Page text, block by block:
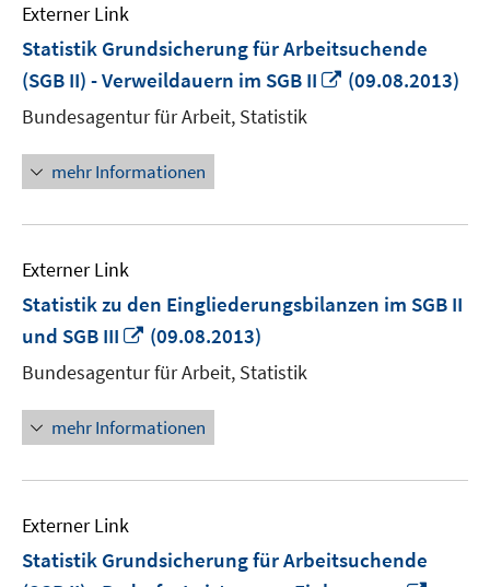
Externer Link
Statistik Grundsicherung für Arbeitsuchende
(SGB II) - Verweildauern im SGB II
In
(09.08.2013)
Bundesagentur für Arbeit, Statistik
mehr Informationen
Externer Link
Statistik zu den Eingliederungsbilanzen im SGB II
und SGB III
In
neuem
Fenster
öffnen
(09.08.2013)
Bundesagentur für Arbeit, Statistik
mehr Informationen
Externer Link
Statistik Grundsicherung für Arbeitsuchende